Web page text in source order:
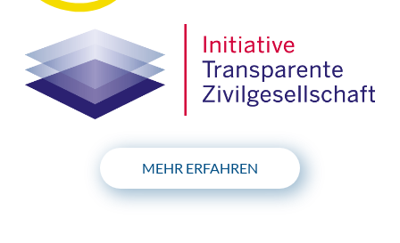
MEHR ERFAHREN